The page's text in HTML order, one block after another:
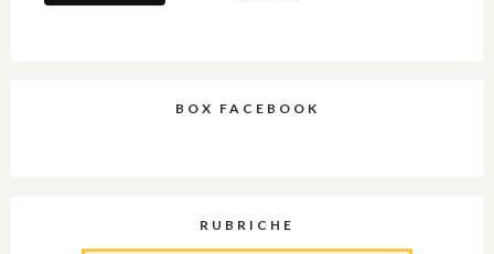
BOX FACEBOOK
RUBRICHE